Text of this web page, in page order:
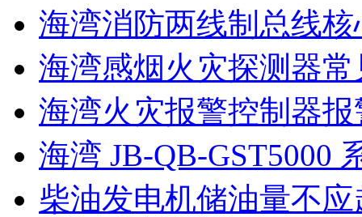
海湾消防两线制总线核
海湾感烟火灾探测器常
海湾火灾报警控制器报
海湾 JB-QB-GST5000
柴油发电机储油量不应